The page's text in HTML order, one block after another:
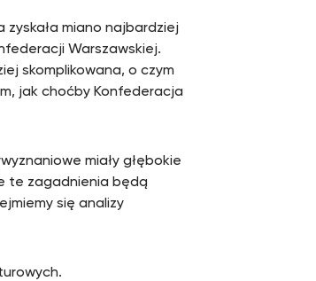
zyskała miano najbardziej
Warszawskiej.
skomplikowana, o czym
jak choćby Konfederacja
miały głębokie
te zagadnienia będą
się analizy